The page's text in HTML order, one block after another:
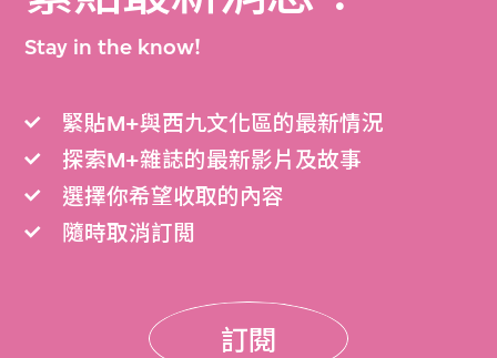
Stay in the know!
緊貼M+與西九文化區的最新情況
探索M+雜誌的最新影片及故事
選擇你希望收取的內容
隨時取消訂閲
訂閱